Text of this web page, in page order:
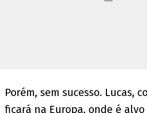
Porém, sem sucesso. Lucas,
ficará na Europa, onde é